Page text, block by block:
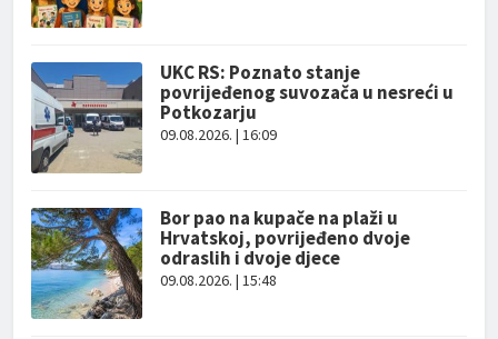
UKC RS: Poznato stanje
povrijeđenog suvozača u nesreći u
Potkozarju
09.08.2026. | 16:09
Bor pao na kupače na plaži u
Hrvatskoj, povrijeđeno dvoje
odraslih i dvoje djece
09.08.2026. | 15:48